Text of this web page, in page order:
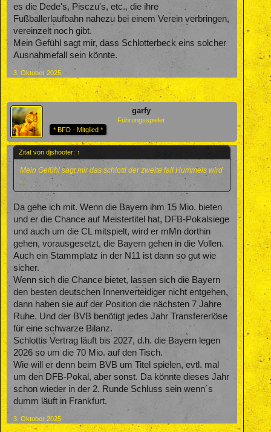
es die Dede's, Pisczu's, etc., die ihre
Fußballerlaufbahn nahezu bei einem Verein verbringen,
vereinzelt noch gibt.
Mein Gefühl sagt mir, dass Schlotterbeck eins solcher
Ausnahmefall sein könnte.
3. Oktober 2025
garfy
Führungsspieler
* BFD - Mitglied *
Zitat von djshooter: ↑
Mein Gefühl sagt mir das schlotti der zweite fall Hummels wird
...
Da gehe ich mit. Wenn die Bayern ihm 15 Mio. bieten
und er die Chance auf Meistertitel hat, DFB-Pokalsiege
und auch um die CL mitspielt, wird er mMn dorthin
gehen, vorausgesetzt, die Bayern gehen in die Vollen.
Auch ein Stammplatz in der N11 ist dann so gut wie
sicher.
Wenn sich die Chance bietet, lassen sich die Bayern
den besten deutschen Innenverteidiger nicht entgehen,
dann haben sie auf der Position die nächsten 7 Jahre
Ruhe. Und der BVB benötigt jedes Jahr Transfererlöse
für eine schwarze Bilanz.
Schlottis Vertrag läuft bis 2027, d.h. die Bayern legen
2026 so um die 70 Mio. auf den Tisch.
Wie will er denn beim BVB um Titel spielen, evtl. mal
um den DFB-Pokal, aber sonst. Da könnte dieses Jahr
schon wieder in der 2. Runde Schluss sein wenn´s
dumm läuft in Frankfurt.
3. Oktober 2025